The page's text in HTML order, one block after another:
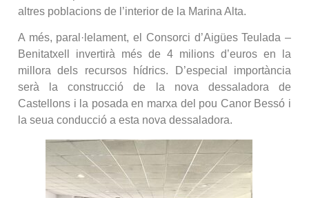
altres poblacions de l’interior de la Marina Alta.
A més, paral·lelament, el Consorci d’Aigües Teulada –
Benitatxell invertirà més de 4 milions d’euros en la
millora dels recursos hídrics. D’especial importància
serà la construcció de la nova dessaladora de
Castellons i la posada en marxa del pou Canor Bessó i
la seua conducció a esta nova dessaladora.